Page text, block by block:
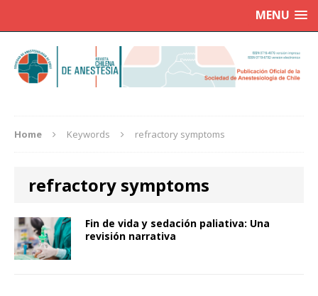
MENU
Home Keywords refractory symptoms
refractory symptoms
Fin de vida y sedación paliativa: Una
revisión narrativa